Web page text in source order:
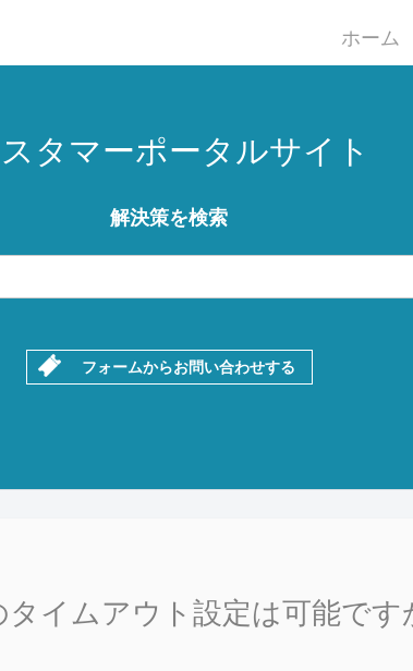
ホーム
タマーポータルサイト
解決策を検索
フォームからお問い合わせする
タイムアウト設定は可能です